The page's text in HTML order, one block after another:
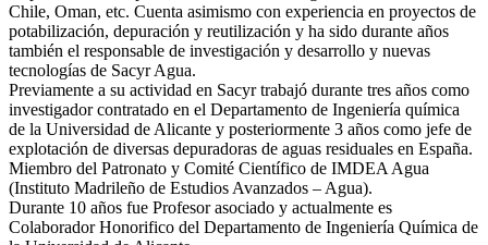
Chile, Oman, etc. Cuenta asimismo con experiencia en proyectos de
potabilización, depuración y reutilización y ha sido durante años
también el responsable de investigación y desarrollo y nuevas
tecnologías de Sacyr Agua.
Previamente a su actividad en Sacyr trabajó durante tres años como
investigador contratado en el Departamento de Ingeniería química
de la Universidad de Alicante y posteriormente 3 años como jefe de
explotación de diversas depuradoras de aguas residuales en España.
Miembro del Patronato y Comité Científico de IMDEA Agua
(Instituto Madrileño de Estudios Avanzados – Agua).
Durante 10 años fue Profesor asociado y actualmente es
Colaborador Honorifico del Departamento de Ingeniería Química de